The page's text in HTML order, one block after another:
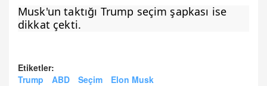
Musk'un taktığı Trump seçim şapkası ise
dikkat çekti.
Etiketler:
Trump
ABD Seçim Elon Musk